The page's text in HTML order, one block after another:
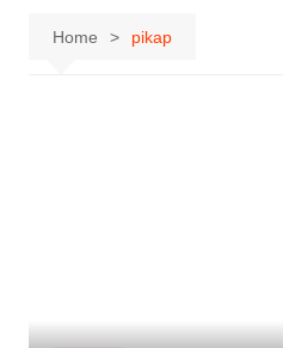
Home pikap